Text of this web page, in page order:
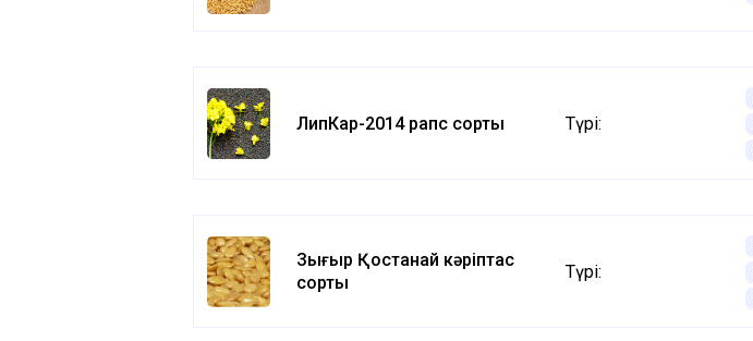
ЛипКар-2014 рапс сорты Түрі:
Зығыр Қостанай кәріптас
сорты
Түрі: